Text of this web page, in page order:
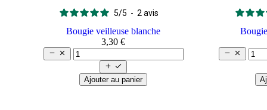
5/5 - 2avis
Bougie veilleuse blanche
3,30 €




Ajouter au panier
 